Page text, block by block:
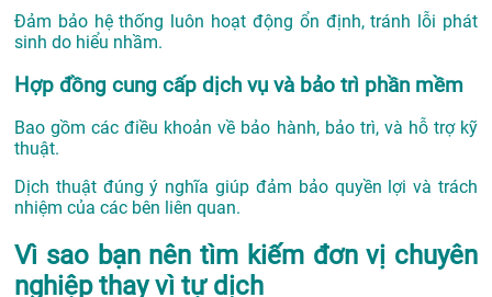
Đảm bảo hệ thống luôn hoạt động ổn định, tránh lỗi phát
sinh do hiểu nhầm.
Hợp đồng cung cấp dịch vụ và bảo trì phần mềm
Bao gồm các điều khoản về bảo hành, bảo trì, và hỗ trợ kỹ
thuật.
Dịch thuật đúng ý nghĩa giúp đảm bảo quyền lợi và trách
nhiệm của các bên liên quan.
Vì sao bạn nên tìm kiếm đơn vị chuyên
nghiệp thay vì tự dịch